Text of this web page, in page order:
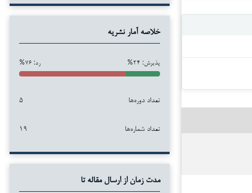
خلاصه آمار نشریه
پذیرش: ۲۴% رد: ۷۶%
تعداد دوره‌ها ۵
تعداد شماره‌ها ۱۹
مدت زمان از ارسال مقاله تا